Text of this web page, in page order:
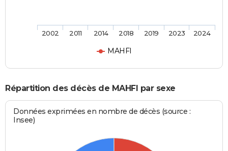
MAHFI
2002 2011 2014 2018 2019 2023 2024
Répartition des décès de MAHFI par sexe
Données exprimées en nombre de décès (source :
Insee)